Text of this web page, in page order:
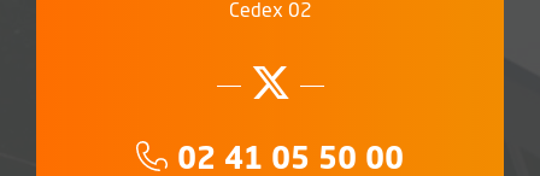
Cedex 02
Suivez-nous
, Ouvre une
Téléphone :
02 41 05 50 00